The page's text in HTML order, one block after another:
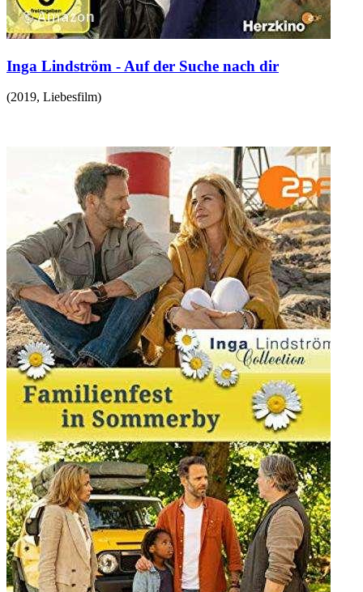
Inga Lindström - Auf der Suche nach dir
(2019, Liebesfilm)